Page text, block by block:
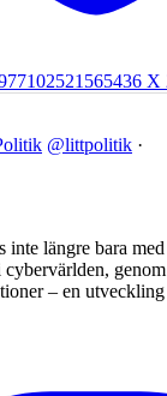
X
@littpolitik ·
inte längre bara
– en